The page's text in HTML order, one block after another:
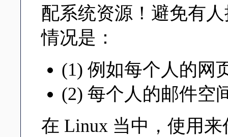
配系统资源！避免有
情况是：
(1) 例如每个人的网
(2) 每个人的邮件空
在 Linux 当中，使用